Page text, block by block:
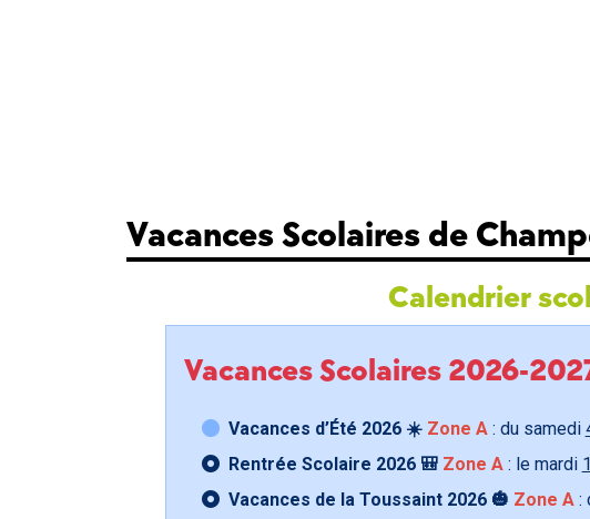
Vacances Scolaires de
Calendrier
Vacances Scolaires 2026-
Vacances d’Été 2026 ☀️ Zone A: du samedi
Rentrée Scolaire 2026 🎒 Zone A: le mardi
Vacances de la Toussaint 2026 🎃 Zone A: